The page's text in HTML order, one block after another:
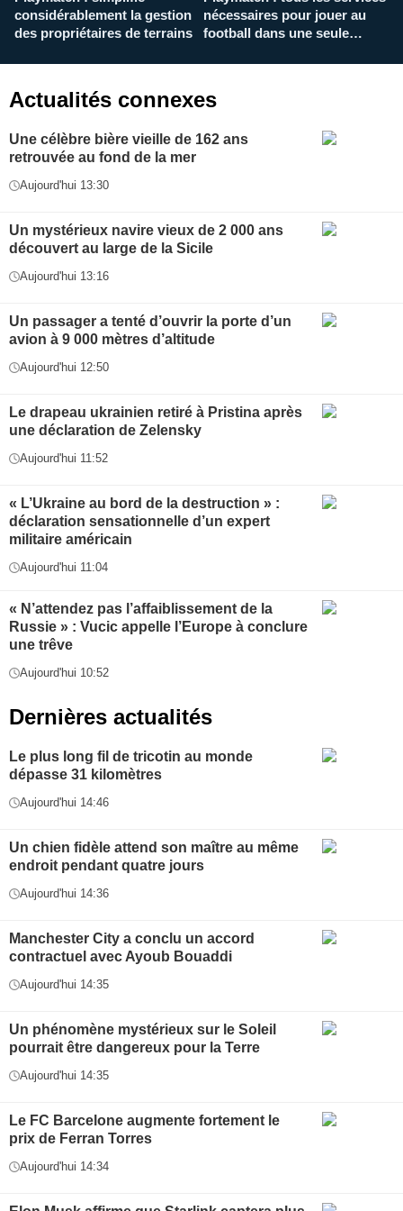
considérablement la gestion
des propriétaires de terrains
nécessaires pour jouer au
football dans une seule
Actualités connexes
Une célèbre bière vieille de 162 ans
retrouvée au fond de la mer
Aujourd'hui 13:30
Un mystérieux navire vieux de 2 000 ans
découvert au large de la Sicile
Aujourd'hui 13:16
Un passager a tenté d’ouvrir la porte d’un
avion à 9 000 mètres d’altitude
Aujourd'hui 12:50
Le drapeau ukrainien retiré à Pristina après
une déclaration de Zelensky
Aujourd'hui 11:52
« L’Ukraine au bord de la destruction » :
déclaration sensationnelle d’un expert
militaire américain
Aujourd'hui 11:04
« N’attendez pas l’affaiblissement de la
Russie » : Vucic appelle l’Europe à conclure
une trêve
Aujourd'hui 10:52
Dernières actualités
Le plus long fil de tricotin au monde
dépasse 31 kilomètres
Aujourd'hui 14:46
Un chien fidèle attend son maître au même
endroit pendant quatre jours
Aujourd'hui 14:36
Manchester City a conclu un accord
contractuel avec Ayoub Bouaddi
Aujourd'hui 14:35
Un phénomène mystérieux sur le Soleil
pourrait être dangereux pour la Terre
Aujourd'hui 14:35
Le FC Barcelone augmente fortement le
prix de Ferran Torres
Aujourd'hui 14:34